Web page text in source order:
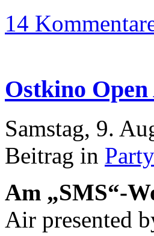
14
Ostkino
Samstag, 9.
Beitrag in
Am „SMS“-
Air presented